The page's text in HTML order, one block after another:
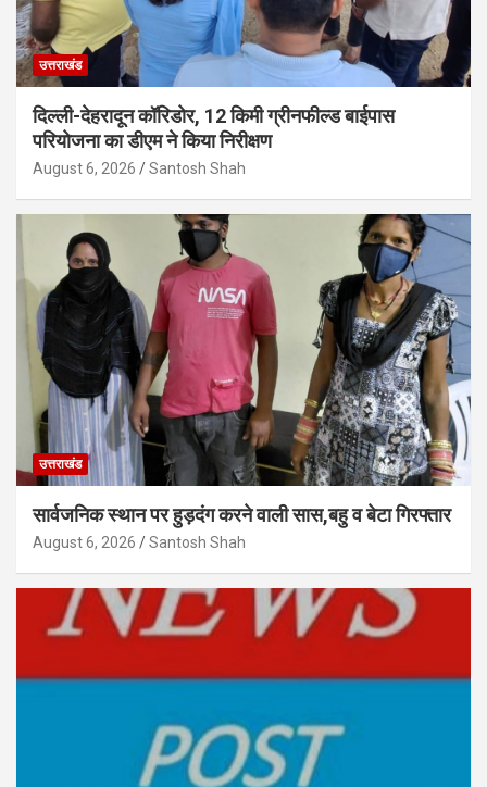
उत्तराखंड
दिल्ली-देहरादून कॉरिडोर, 12 किमी ग्रीनफील्ड बाईपास
परियोजना का डीएम ने किया निरीक्षण
August 6, 2026 Santosh Shah
उत्तराखंड
सार्वजनिक स्थान पर हुड़दंग करने वाली सास,बहु व बेटा गिरफ्तार
August 6, 2026 Santosh Shah